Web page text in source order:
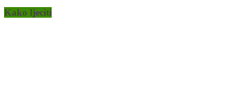
Kako ljeciti